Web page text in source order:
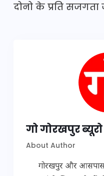
दोनो के प्रति
गो गोरखपुर ब्यूरो
About Author
गोरखपुर और